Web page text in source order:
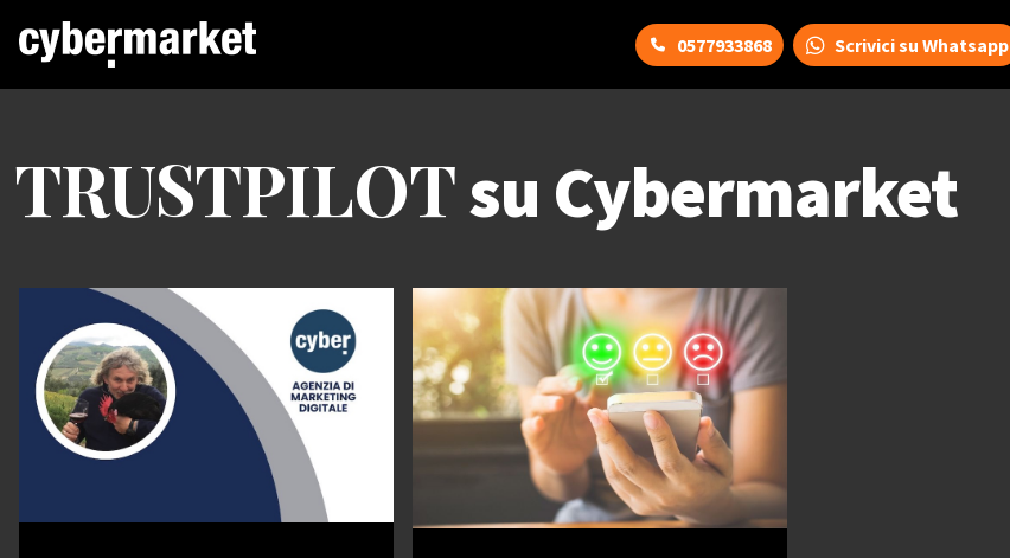
0577933868 Scrivici su Whatsapp
TRUSTPILOTsu Cybermarket